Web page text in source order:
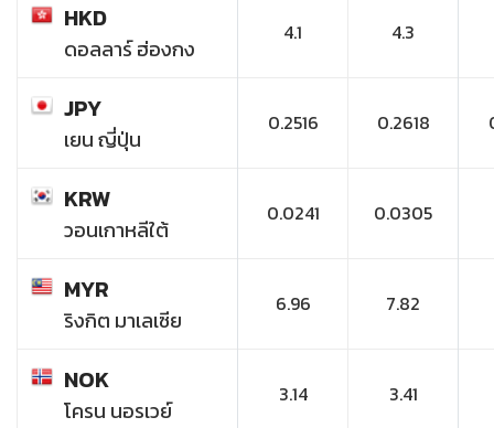
HKD
ดอลลาร์ ฮ่องกง
4.1 4.3
JPY
เยน ญี่ปุ่น
0.2516 0.2618
KRW
วอนเกาหลีใต้
0.0241 0.0305
MYR
ริงกิต มาเลเซีย
6.96 7.82
NOK
โครน นอรเวย์
3.14 3.41